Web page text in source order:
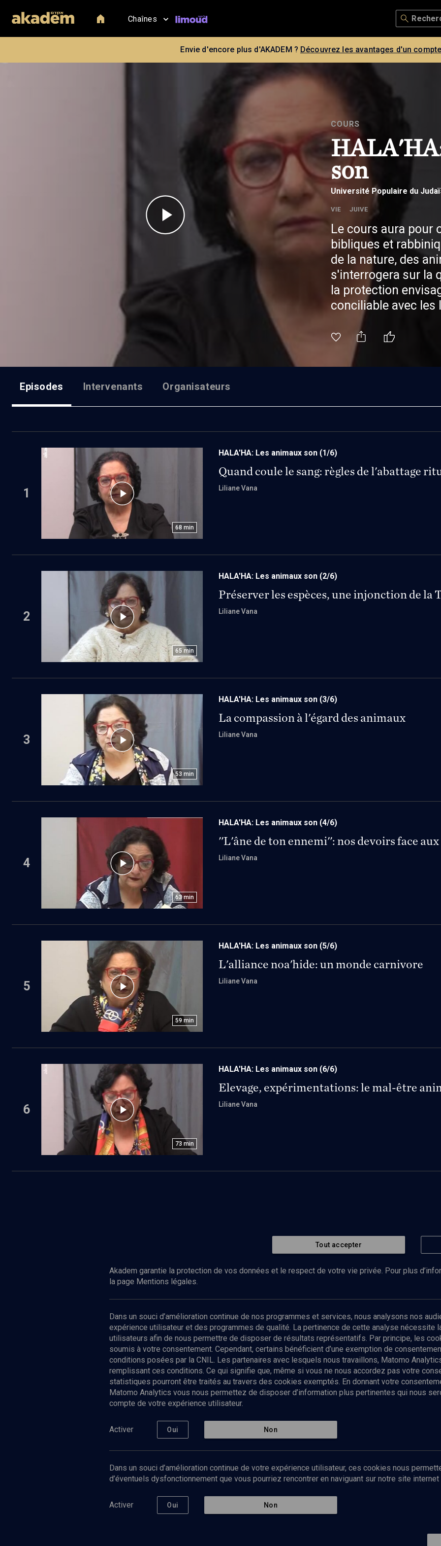
Chaînes
Envie d'encore plus d'AKADEM ? Découvrez les avantages d'un
COURS
son
Université Populaire du
VIE JUIVE
Le cours aura pour
bibliques et
de la nature, des
s'interrogera sur la
la protection
conciliable avec les
rituel) et les règles
l’élevage industriel
Pourquoi le label
connu dans les
Episodes Intervenants Organisateurs
1
68 min
HALA'HA: Les animaux son (1/6)
Quand coule le sang: règles de l'abattage
Liliane Vana
2
65 min
HALA'HA: Les animaux son (2/6)
Préserver les espèces, une injonction de la
Liliane Vana
3
53 min
HALA'HA: Les animaux son (3/6)
La compassion à l'égard des animaux
Liliane Vana
4
63 min
HALA'HA: Les animaux son (4/6)
''L'âne de ton ennemi'': nos devoirs face
Liliane Vana
5
59 min
HALA'HA: Les animaux son (5/6)
L'alliance noa'hide: un monde carnivore
Liliane Vana
6
73 min
HALA'HA: Les animaux son (6/6)
Elevage, expérimentations: le mal-être
Liliane Vana
Abonnez-vous à notre newsletter
Envoyer
Nos Chaines
Culture
Limoud
Université
Podcast
Politique de protection des
personnelles
Mentions légales
Contact
Tout accepter
Akadem garantie la protection de vos données et le respect de votre vie privée. Pour plus
la page Mentions légales.
Dans un souci d’amélioration continue de nos programmes et services, nous analysons nos
expérience utilisateur et des programmes de qualité. La pertinence de cette analyse nécessite
utilisateurs afin de nous permettre de disposer de résultats représentatifs. Par principe, les
soumis à votre consentement. Cependant, certains bénéficient d’une exemption de
conditions posées par la CNIL. Les partenaires avec lesquels nous travaillons, Matomo
remplissant ces conditions. Ce qui signifie que, même si vous ne nous accordez pas votre
statistiques pourront être traités au travers des cookies exemptés. En donnant votre
Matomo Analytics vous nous permettez de disposer d’information plus pertinentes qui nous
compte de votre expérience utilisateur.
Activer Oui Non
Dans un souci d’amélioration continue de votre expérience utilisateur, ces cookies nous
d’éventuels dysfonctionnement que vous pourriez rencontrer en naviguant sur notre site internet
Activer Oui Non